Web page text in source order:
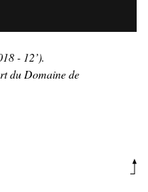
- 12’).
du Domaine de